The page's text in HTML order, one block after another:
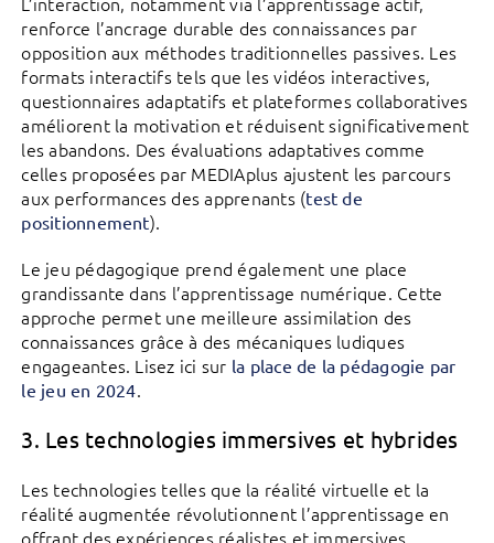
renforce l’ancrage durable des connaissances par
opposition aux méthodes traditionnelles passives. Les
formats interactifs tels que les vidéos interactives,
questionnaires adaptatifs et plateformes collaboratives
améliorent la motivation et réduisent significativement
les abandons. Des évaluations adaptatives comme
celles proposées par MEDIAplus ajustent les parcours
aux performances des apprenants (test de
positionnement).
Le jeu pédagogique prend également une place
grandissante dans l’apprentissage numérique. Cette
approche permet une meilleure assimilation des
connaissances grâce à des mécaniques ludiques
engageantes. Lisez ici sur la place de la pédagogie par
le jeu en 2024.
3. Les technologies immersives et hybrides
Les technologies telles que la réalité virtuelle et la
réalité augmentée révolutionnent l’apprentissage en
offrant des expériences réalistes et immersives,